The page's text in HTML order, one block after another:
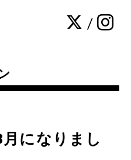
/
になりまし